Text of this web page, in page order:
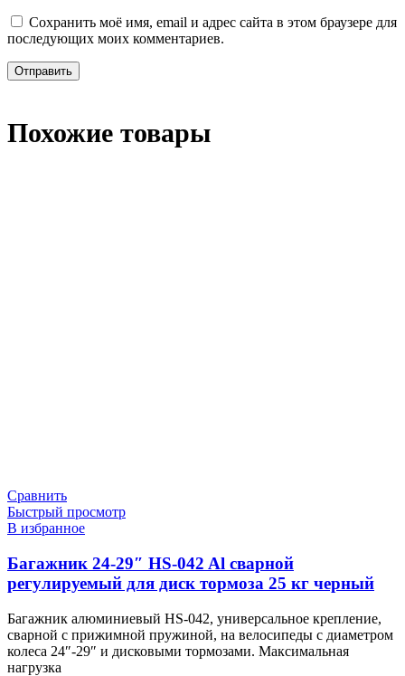
Сохранить моё имя, email и адрес сайта в этом браузере для
последующих моих комментариев.
Похожие товары
Сравнить
Быстрый просмотр
В избранное
Багажник 24-29″ HS-042 Al сварной
регулируемый для диск тормоза 25 кг черный
Багажник алюминиевый HS-042, универсальное крепление,
сварной с прижимной пружиной, на велосипеды с диаметром
колеса 24″-29″ и дисковыми тормозами. Максимальная
нагрузка